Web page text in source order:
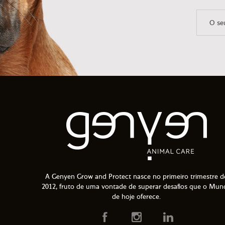
A Genyen Grow and Protect nasce no primeiro trimestre
2012, fruto de uma vontade de superar desafios que o
de hoje oferece.